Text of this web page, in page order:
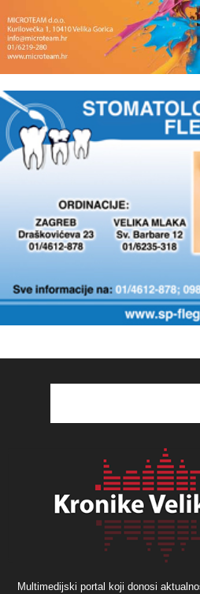
Multimedijski portal koji donosi